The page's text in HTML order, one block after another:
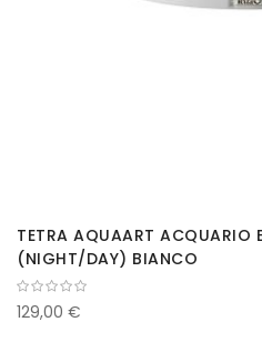
TETRA AQUAART ACQUARIO
(NIGHT/DAY) BIANCO
129,00 €